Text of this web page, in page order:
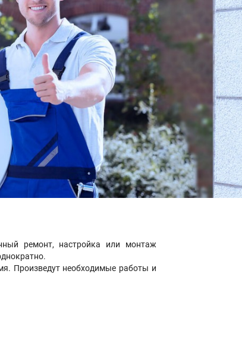
ремонт, настройка или монтаж
Произведут необходимые работы и